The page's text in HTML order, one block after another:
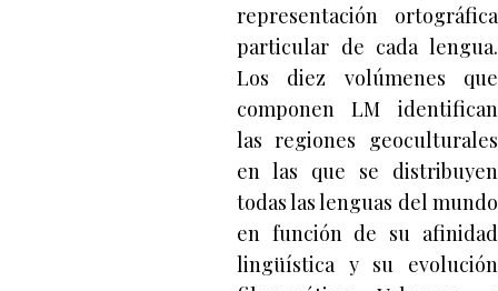
representación ortográfica
particular de cada lengua.
Los diez volúmenes que
componen LM identifican
las regiones geoculturales
en las que se distribuyen
todas las lenguas del mundo
en función de su afinidad
lingüística y su evolución